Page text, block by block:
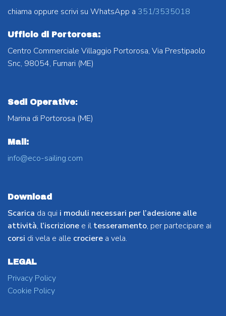
chiama oppure scrivi su WhatsApp a 351/3535018
Ufficio di Portorosa:
Centro Commerciale Villaggio Portorosa, Via Prestipaolo
Snc, 98054, Furnari (ME)
Sedi Operative:
Marina di Portorosa (ME)
Mail:
info@eco-sailing.com
Download
Scarica da qui i moduli necessari per l’adesione alle
attività, l’iscrizione e iltesseramento, per partecipare ai
corsi di vela e alle crociere a vela.
LEGAL
Privacy Policy
Cookie Policy